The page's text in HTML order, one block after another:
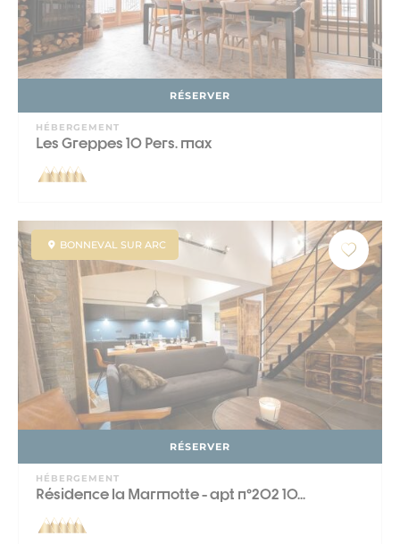
RÉSERVER
HÉBERGEMENT
Les Greppes 10 Pers. max
BONNEVAL SUR ARC
RÉSERVER
HÉBERGEMENT
Résidence la Marmotte - apt n°202 10...